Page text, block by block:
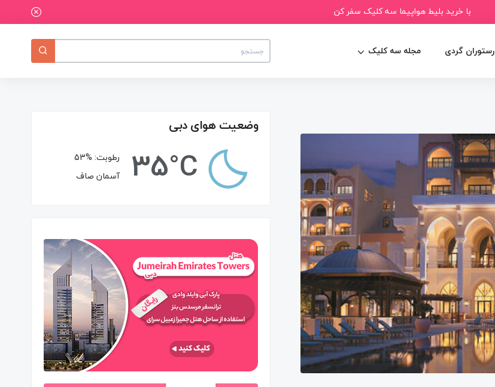
با خرید بلیط هواپیما سه کلیک سفر کن
رستوران گردی مجله سه کلیک
وضعیت هوای دبی
35°C رطوبت: 53%
آسمان صاف